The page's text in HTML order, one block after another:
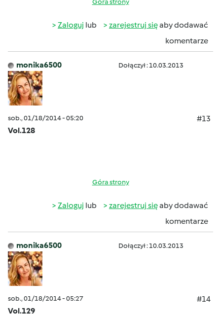
Góra strony
Zaloguj lub zarejestruj sięaby dodawać
komentarze
monika6500 Dołączył : 10.03.2013
sob., 01/18/2014 - 05:20
#13
Vol.128
Góra strony
Zaloguj lub zarejestruj sięaby dodawać
komentarze
monika6500 Dołączył : 10.03.2013
sob., 01/18/2014 - 05:27
#14
Vol.129